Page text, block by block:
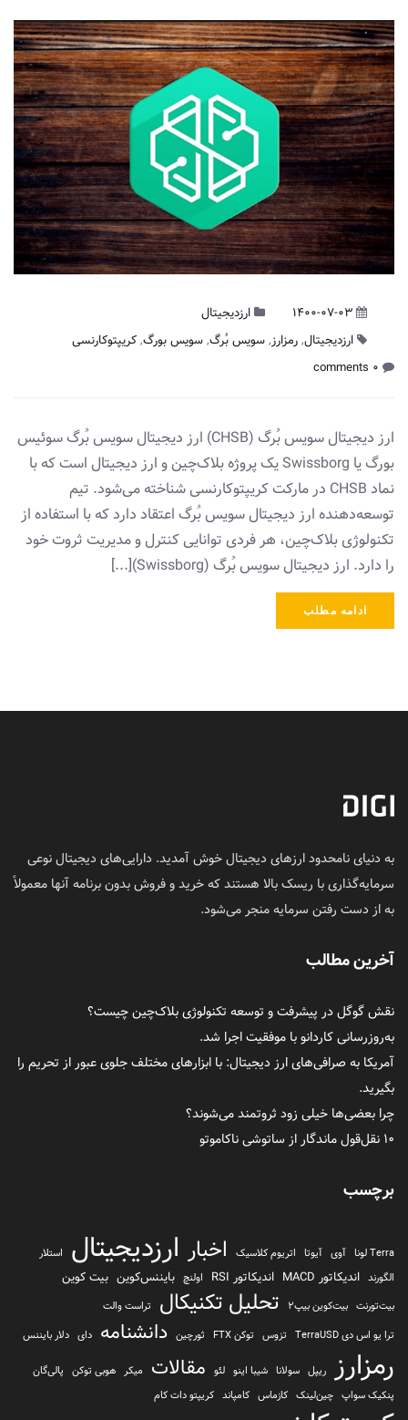
1400-07-03
ارزدیجیتال
ارزدیجیتال,رمزارز,سویس بُرگ,سویس بورگ,کریپتوکارنسی
0 comments
ارز دیجیتال سویس بُرگ (CHSB) ارز دیجیتال سویس بُرگ سوئیس
بورگ یا Swissborg یک پروژه بلاک‌چین و ارز دیجیتال است که با
نماد CHSB در مارکت کریپتوکارنسی شناخته می‌شود. تیم
توسعه‌‌دهنده ارز دیجیتال سویس بُرگ اعتقاد دارد که با استفاده از
تکنولوژی بلاک‌چین، هر فردی توانایی کنترل و مدیریت ثروت خود
را دارد. ارز دیجیتال سویس بُرگ (Swissborg)[...]
ادامه مطلب
به دنیای نامحدود ارزهای دیجیتال خوش آمدید. دارایی‌های دیجیتال نوعی
سرمایه‌گذاری با ریسک بالا هستند که خرید و فروش بدون برنامه آنها معمولاً
به از دست رفتن سرمایه منجر می‌شود.
آخرین مطالب
نقش گوگل در پیشرفت و توسعه تکنولوژی بلاک‌چین چیست؟
به‌روزرسانی کاردانو با موفقیت اجرا شد.
آمریکا به صرافی‌های ارز دیجیتال: با ابزارهای مختلف جلوی عبور از تحریم را
بگیرید.
چرا بعضی‌ها خیلی زود ثروتمند می‌شوند؟
۱۰ نقل‌قول ماندگار از ساتوشی ناکاموتو
برچسب
Terra لونا آوی آیوتا اتریوم کلاسیک اخبار ارزدیجیتال
استلار
الگورند اندیکاتور MACD اندیکاتور RSI اولنچ بایننس‌کوین بیت کوین
بیت‌تورنت بیت‌کوین بیپ2 تحلیل تکنیکال
تراست والت
ترا یو اس دی TerraUSD
تزوس توکن FTX ثورچین دانشنامه دای دلار بایننس
رمزارز ریپل سولانا شیبا اینو لئو مقالات میکر هوبی توکن پالی‌گان
پنکیک سواپ چین‌لینک کازماس کامپاند کریپتو دات کام